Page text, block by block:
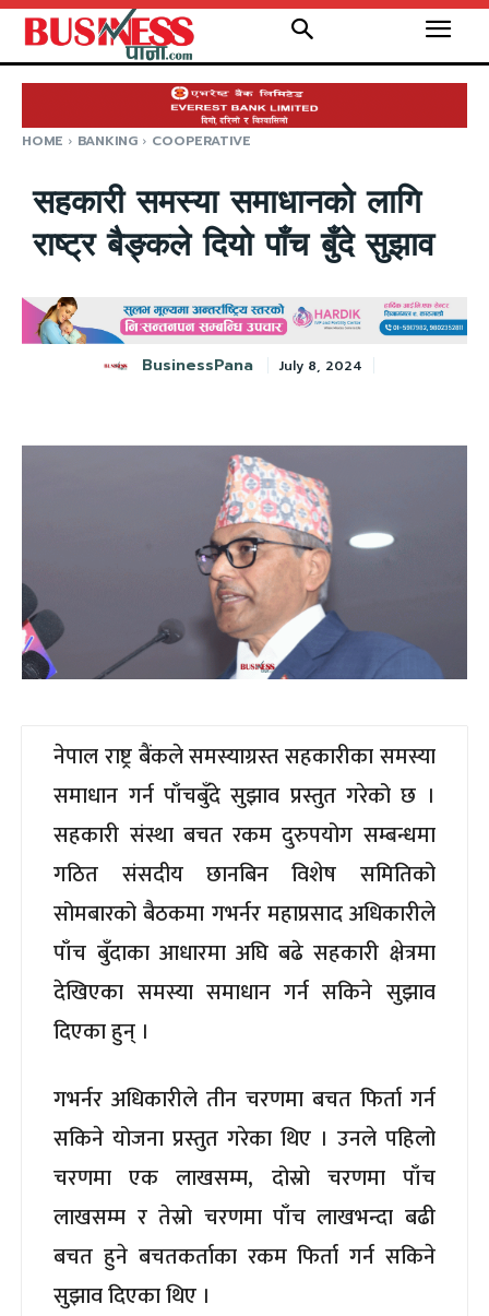
HOME BANKING COOPERATIVE
सहकारी समस्या समाधानको लागि
राष्ट्र बैङ्कले दियो पाँच बुँदे सुझाव
BusinessPana July 8, 2024
नेपाल राष्ट्र बैंकले समस्याग्रस्त सहकारीका समस्या
समाधान गर्न पाँचबुँदे सुझाव प्रस्तुत गरेको छ ।
सहकारी संस्था बचत रकम दुरुपयोग सम्बन्धमा
गठित संसदीय छानबिन विशेष समितिको
सोमबारको बैठकमा गभर्नर महाप्रसाद अधिकारीले
पाँच बुँदाका आधारमा अघि बढे सहकारी क्षेत्रमा
देखिएका समस्या समाधान गर्न सकिने सुझाव
दिएका हुन् ।
गभर्नर अधिकारीले तीन चरणमा बचत फिर्ता गर्न
सकिने योजना प्रस्तुत गरेका थिए । उनले पहिलो
चरणमा एक लाखसम्म, दोस्रो चरणमा पाँच
लाखसम्म र तेस्रो चरणमा पाँच लाखभन्दा बढी
बचत हुने बचतकर्ताका रकम फिर्ता गर्न सकिने
सुझाव दिएका थिए ।